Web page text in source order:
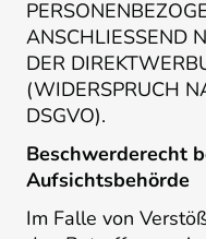
ANSCHLIESSEND
DER
(WIDERSPRUCH
DSGVO).
Beschwerde­recht
Aufsichts­behörde
Im Falle von